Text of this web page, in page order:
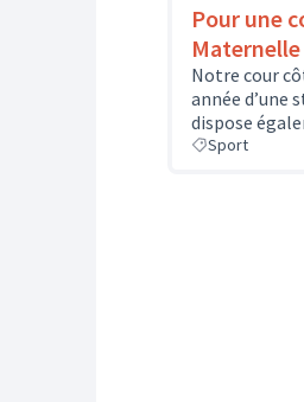
Pour une
Maternelle
Notre cour
année d’une
dispose
Sport